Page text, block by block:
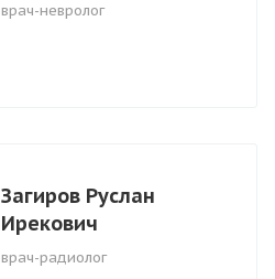
врач-невролог
Загиров Руслан
Ирекович
врач-радиолог